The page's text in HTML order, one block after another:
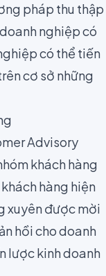
pháp thu thập
nghiệp có
có thể tiến
cơ sở những
Advisory
khách hàng
hàng hiện
xuyên được mời
hồi cho doanh
lược kinh doanh